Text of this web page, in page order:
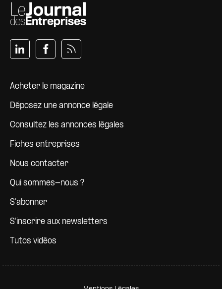
Pied de page
Acheter le magazine
Déposez une annonce légale
Consultez les annonces légales
Fiches entreprises
Nous contacter
Qui sommes-nous ?
S'abonner
S'inscrire aux newsletters
Tutos vidéos